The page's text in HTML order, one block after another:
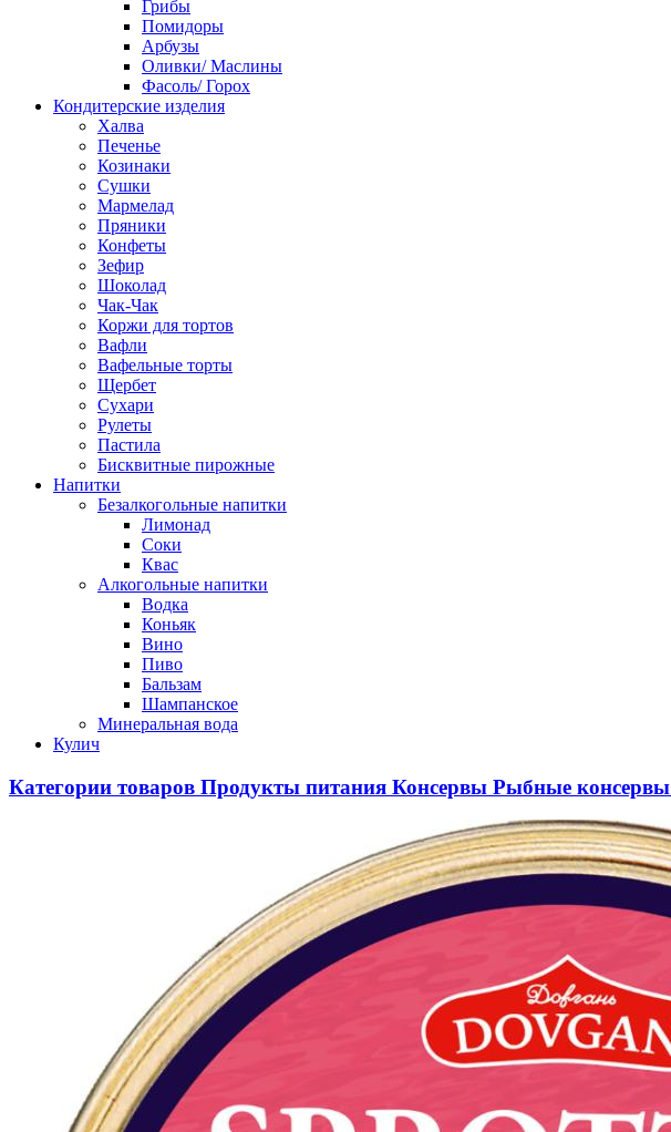
Грибы
Помидоры
Арбузы
Оливки/ Маслины
Фасоль/ Горох
Кондитерские изделия
Халва
Печенье
Козинаки
Сушки
Мармелад
Пряники
Конфеты
Зефир
Шоколад
Чак-Чак
Коржи для тортов
Вафли
Вафельные торты
Щербет
Сухари
Рулеты
Пастила
Бисквитные пирожные
Напитки
Безалкогольные напитки
Лимонад
Соки
Квас
Алкогольные напитки
Водка
Коньяк
Вино
Пиво
Бальзам
Шампанское
Минеральная вода
Кулич
Категории товаров Продукты питания Консервы Рыбные консервы